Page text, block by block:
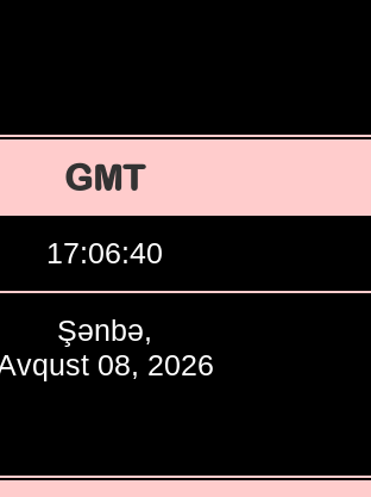
GMT
17:06:41
Şənbə,
08, 2026